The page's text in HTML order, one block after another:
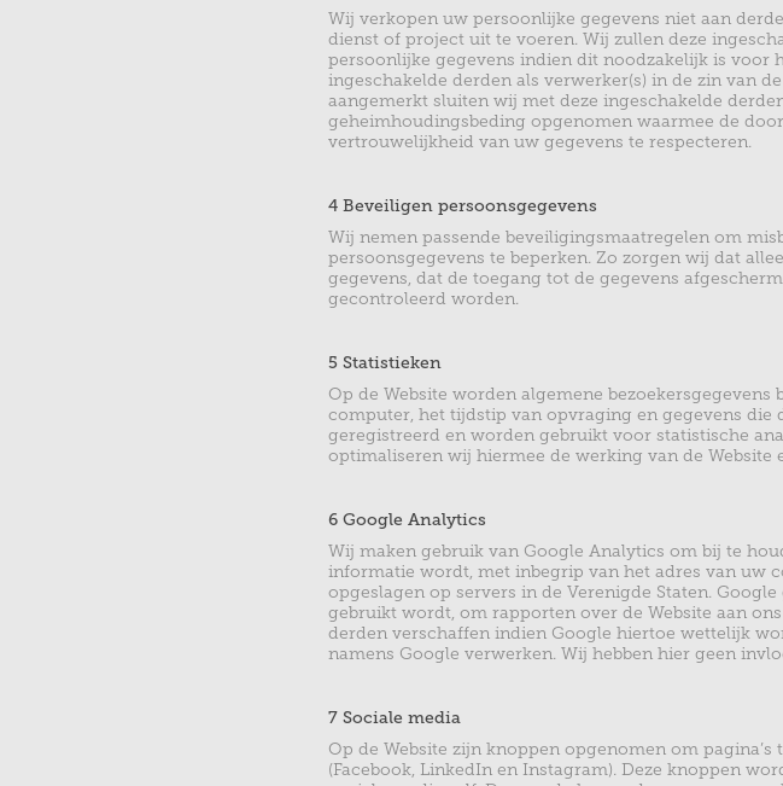
Wij verkopen uw persoonlijke gegevens niet aan
dienst of project uit te voeren. Wij zullen deze
persoonlijke gegevens indien dit noodzakelijk is voor
ingeschakelde derden als verwerker(s) in de zin van
aangemerkt sluiten wij met deze ingeschakelde
geheimhoudingsbeding opgenomen waarmee de
vertrouwelijkheid van uw gegevens te respecteren.
4 Beveiligen persoonsgegevens
Wij nemen passende beveiligingsmaatregelen om
persoonsgegevens te beperken. Zo zorgen wij dat
gegevens, dat de toegang tot de gegevens
gecontroleerd worden.
5 Statistieken
Op de Website worden algemene
computer, het tijdstip van opvraging en gegevens die
geregistreerd en worden gebruikt voor statistische
optimaliseren wij hiermee de werking van de Website
6 Google Analytics
Wij maken gebruik van Google Analytics om bij te
informatie wordt, met inbegrip van het adres van uw
opgeslagen op servers in de Verenigde Staten.
gebruikt wordt, om rapporten over de Website aan
derden verschaffen indien Google hiertoe wettelijk
namens Google verwerken. Wij hebben hier geen
7 Sociale media
Op de Website zijn knoppen opgenomen om
(Facebook, LinkedIn en Instagram). Deze knoppen